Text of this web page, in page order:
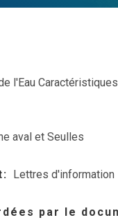
l'Eau
aval et Seulles
Lettres d'information
par le